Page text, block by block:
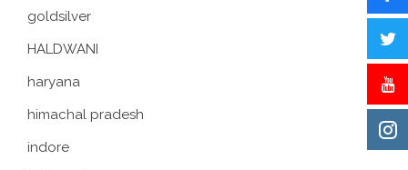
goldsilver
HALDWANI
haryana
himachal pradesh
indore